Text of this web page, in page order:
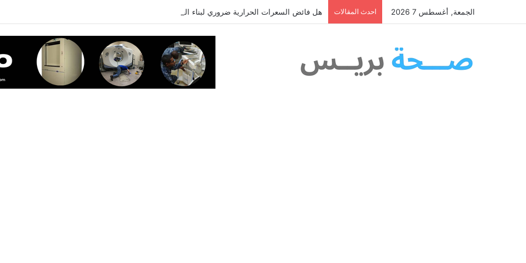
الجمعة, أغسطس 7 2026 احدث المقالات هل فائض السعرات الحرارية ضروري لبناء العضلات؟